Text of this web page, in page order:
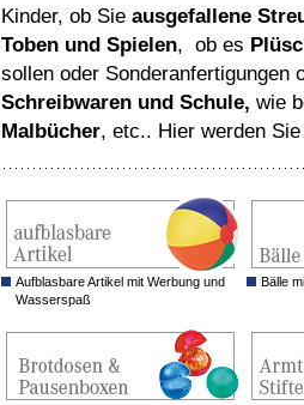
Kinder, ob Sie ausgefallene
Toben und Spielen, ob es
sollen oder Sonderanfertigungen
Schreibwaren und Schule, wie
Malbücher, etc.. Hier werden
Aufblasbare Artikel mit Werbung und
Wasserspaß
Bälle